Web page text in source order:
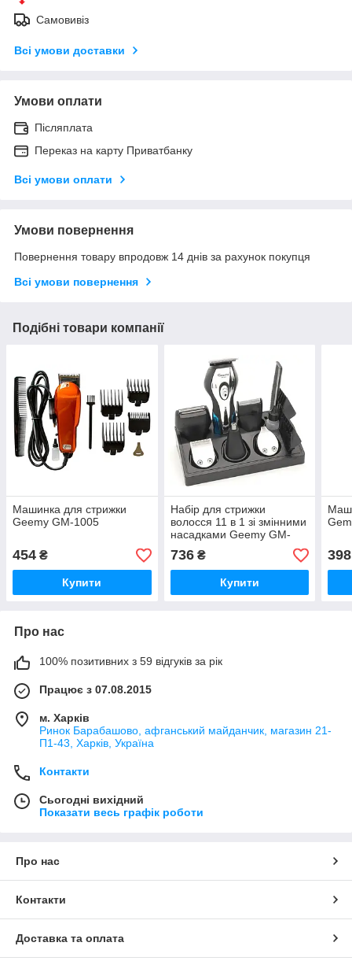
Самовивіз
Всі умови доставки
Умови оплати
Післяплата
Переказ на карту Приватбанку
Всі умови оплати
Умови повернення
Повернення товару впродовж 14 днів за рахунок покупця
Всі умови повернення
Подібні товари компанії
Машинка для стрижки
Geemy GM-1005
454 ₴
Купити
Набір для стрижки
волосся 11 в 1 зі змінними
насадками Geemy GM-
562
736₴
Купити
398
Про нас
100% позитивних з 59 відгуків за рік
Працює з 07.08.2015
м. Харків
Ринок Барабашово, афганський майданчик, магазин 21-
П1-43, Харків, Україна
Контакти
Сьогодні вихідний
Показати весь графік роботи
Про нас
Контакти
Доставка та оплата